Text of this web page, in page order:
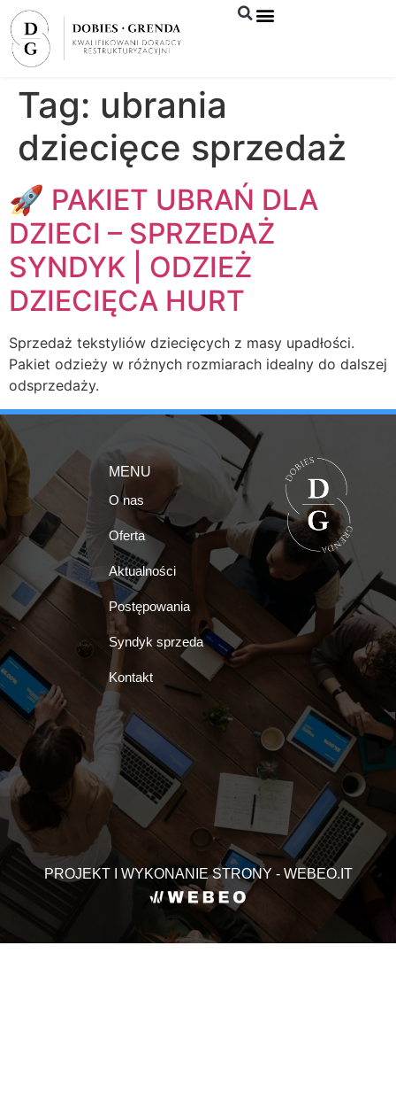
Tag: ubrania
dziecięce sprzedaż
🚀 PAKIET UBRAŃ DLA
DZIECI – SPRZEDAŻ
SYNDYK | ODZIEŻ
DZIECIĘCA HURT
Sprzedaż tekstyliów dziecięcych z masy upadłości.
Pakiet odzieży w różnych rozmiarach idealny do dalszej
odsprzedaży.
MENU
O nas
Oferta
Aktualności
Postępowania
Syndyk sprzeda
Kontakt
PROJEKT I WYKONANIE STRONY - WEBEO.IT